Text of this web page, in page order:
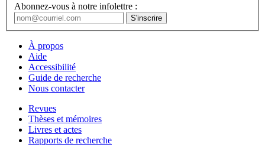
Abonnez-vous à notre infolettre :
À propos
Aide
Accessibilité
Guide de recherche
Nous contacter
Revues
Thèses et mémoires
Livres et actes
Rapports de recherche